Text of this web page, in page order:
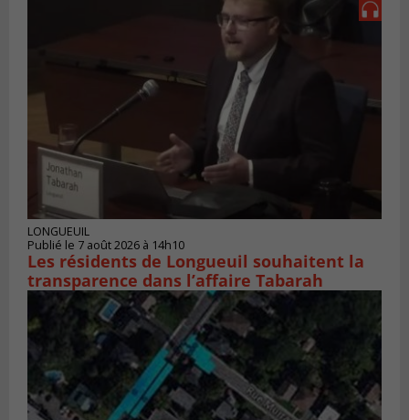
LONGUEUIL
Publié le 7 août 2026 à 14h10
Les résidents de Longueuil souhaitent la
transparence dans l’affaire Tabarah